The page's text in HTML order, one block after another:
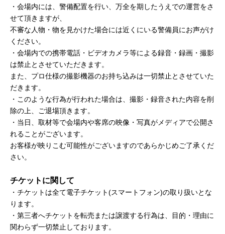
・会場内には、警備配置を行い、万全を期したうえでの運営をさ
せて頂きますが、
不審な人物・物を見かけた場合には近くにいる警備員にお声がけ
ください。
・会場内での携帯電話・ビデオカメラ等による録音・録画・撮影
は禁止とさせていただきます。
また、プロ仕様の撮影機器のお持ち込みは一切禁止とさせていた
だきます。
・このような行為が行われた場合は、撮影・録音された内容を削
除の上、ご退場頂きます。
・当日、取材等で会場内や客席の映像・写真がメディアで公開さ
れることがございます。
お客様が映りこむ可能性がございますのであらかじめご了承くだ
さい。
チケットに関して
・チケットは全て電子チケット(スマートフォン)の取り扱いとな
ります。
・第三者へチケットを転売または譲渡する行為は、目的・理由に
関わらず一切禁止しております。